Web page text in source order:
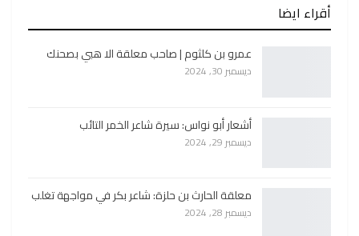
أقراء ايضا
عمرو بن كلثوم | صاحب معلقة الا هبي بصحنك
ديسمبر 30, 2024
أشعار أبو نواس: سيرة شاعر الخمر التائب
ديسمبر 29, 2024
معلقة الحارث بن حلزة: شاعر بكر في مواجهة تغلب
ديسمبر 28, 2024